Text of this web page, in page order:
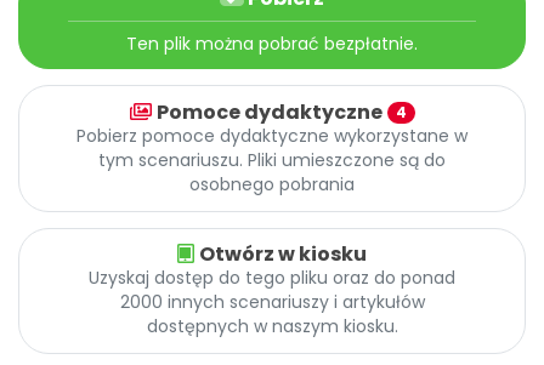
Archiwalne numery
Pomoc
Promocje
Ten plik można pobrać bezpłatnie.
Pomoce dydaktyczne 4
Pobierz pomoce dydaktyczne wykorzystane w
tym scenariuszu. Pliki umieszczone są do
osobnego pobrania
Otwórz w kiosku
Uzyskaj dostęp do tego pliku oraz do ponad
2000 innych scenariuszy i artykułów
dostępnych w naszym kiosku.